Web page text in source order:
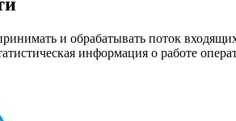
и обрабатывать поток
информация о работе